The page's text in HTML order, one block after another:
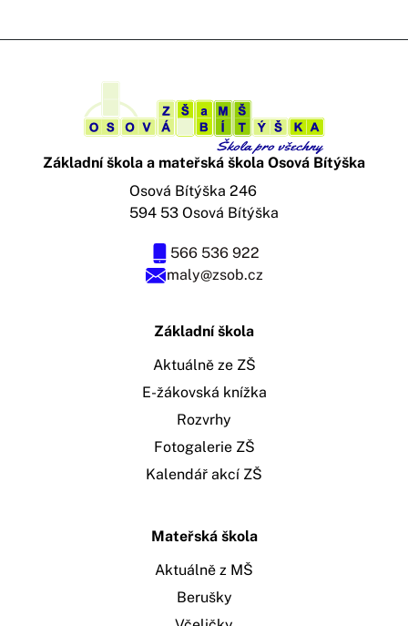
Základní škola a mateřská škola Osová Bítýška
maly@zsob.cz
566 536 922
Osová Bítýška 246
594 53 Osová Bítýška
Základní škola
Aktuálně ze ZŠ
E-žákovská knížka
Rozvrhy
Fotogalerie ZŠ
Kalendář akcí ZŠ
Mateřská škola
Aktuálně z MŠ
Berušky